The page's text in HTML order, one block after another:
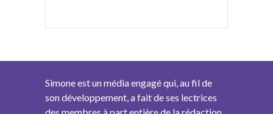
Simone est un média engagé qui, au fil de
son développement, a fait de ses lectrices